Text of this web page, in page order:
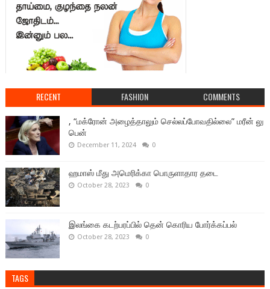
RECENT FASHION COMMENTS
, “மக்ரோன் அழைத்தாலும் செல்லப்போவதில்லை” மரீன் லு
பென்
December 11, 2024 0
ஹமாஸ் மீது அமெரிக்கா பொருளாதார தடை
October 28, 2023 0
இலங்கை கடற்பரப்பில் தென் கொரிய போர்க்கப்பல்
October 28, 2023 0
TAGS